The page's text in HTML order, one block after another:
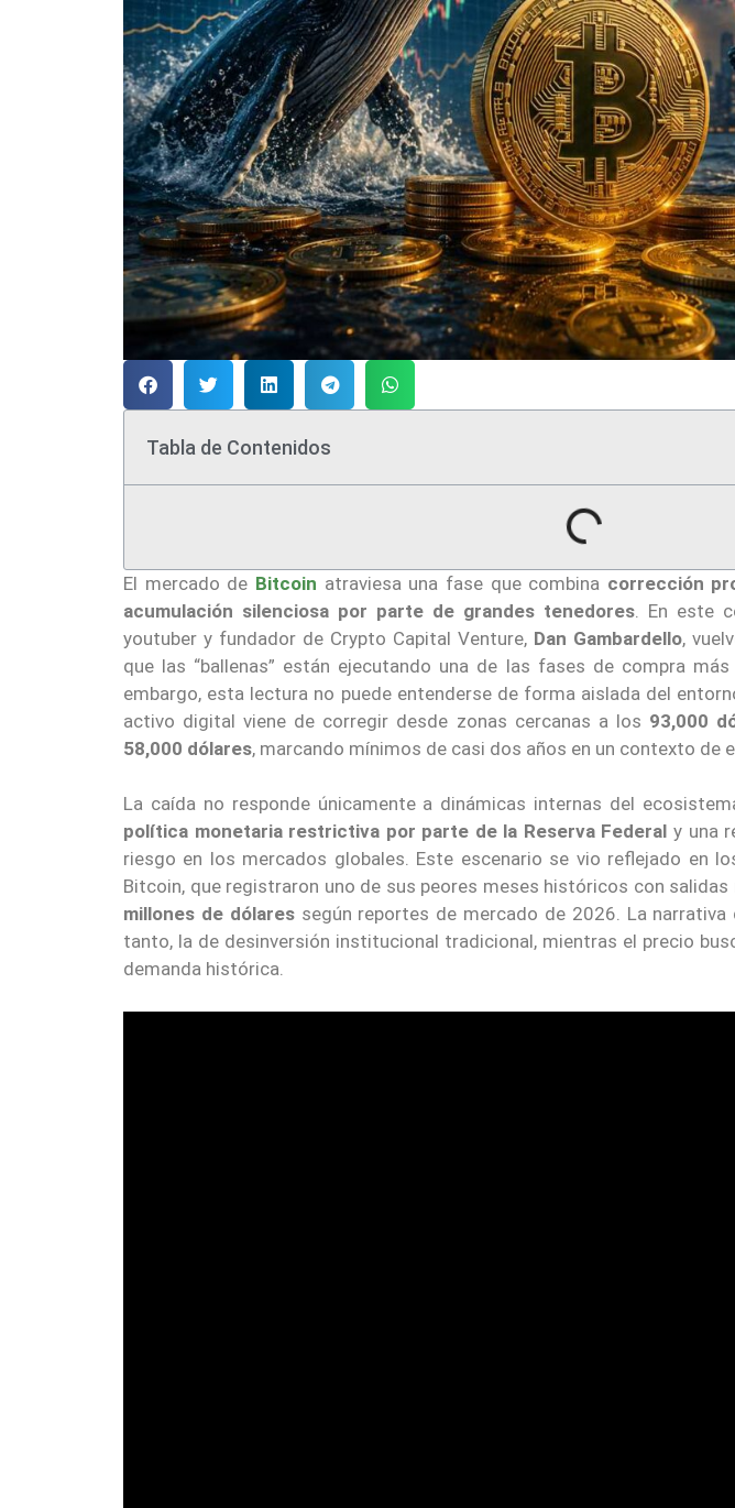
Tabla de Contenidos
El mercado de Bitcoin atraviesa una fase que combina corrección
acumulación silenciosa por parte de grandes tenedores . En este
youtuber y fundador de Crypto Capital Venture, Dan Gambardello,
que las “ballenas” están ejecutando una de las fases de compra
embargo, esta lectura no puede entenderse de forma aislada del
activo digital viene de corregir desde zonas cercanas a los 93,000
58,000 dólares, marcando mínimos de casi dos años en un contexto de
La caída no responde únicamente a dinámicas internas del
política monetaria restrictiva por parte de la Reserva Federal y una
riesgo en los mercados globales. Este escenario se vio reflejado en
Bitcoin, que registraron uno de sus peores meses históricos con
millones de dólaressegún reportes de mercado de 2026. La
tanto, la de desinversión institucional tradicional, mientras el precio
demanda histórica.